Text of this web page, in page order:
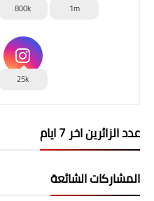
1m
800k
25k
عدد الزائرين اخر 7 ايام
المشاركات الشائعة